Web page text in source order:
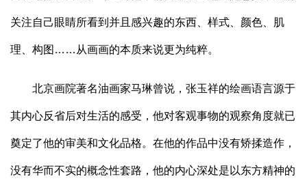
关注自己眼睛所看到并且感兴趣的东西、样式、颜色、肌
理、构图……从画画的本质来说更为纯粹。
北京画院著名油画家马琳曾说，张玉祥的绘画语言源于
其内心反省后对生活的感受，他对客观事物的观察角度就已
奠定了他的审美和文化品格。在他的作品中没有矫揉造作，
没有华而不实的概念性套路，他的内心深处是以东方精神的